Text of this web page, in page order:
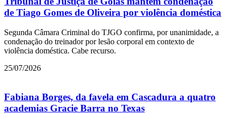
de Tiago Gomes de Oliveira por violência doméstica
Segunda Câmara Criminal do TJGO confirma, por unanimidade, a
condenação do treinador por lesão corporal em contexto de
violência doméstica. Cabe recurso.
25/07/2026
Fabiana Borges, da favela em Cascadura a quatro
academias Gracie Barra no Texas